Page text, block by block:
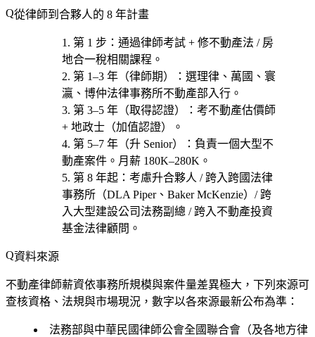
從律師到合夥人的 8 年計畫
第 1 步 ：通過律師考試 + 修不動產法 / 房
地合一稅相關課程。
第 1–3 年（律師期）
：選理律、萬國、寰
瀛、博仲法律事務所不動產部 入行。
第 3–5 年（取得認證）
：考不動產估價師
+ 地政士（加值認證）
。
第 5–7 年（升 Senior）
：負責一個大型不
動產案件。月薪 180K–280K。
第 8 年起 ：考慮升合夥人 / 跨入跨國法律
事務所（DLA Piper、Baker McKenzie）/ 跨
入大型建設公司法務副總 / 跨入不動產投資
基金法律顧問 。
資料來源
不動產律師薪資依事務所規模與案件量差異極大，下列來源可
查核資格、法規與市場現況，數字以各來源最新公布為準：
法務部與中華民國律師公會全國聯合會（及各地方律